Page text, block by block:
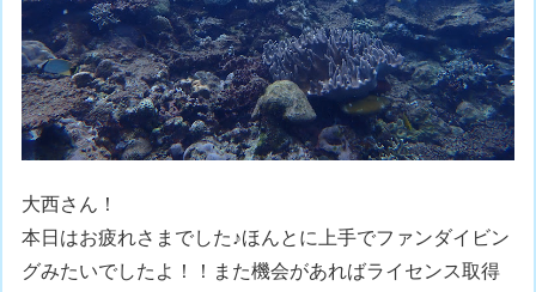
大西さん！
本日はお疲れさまでした♪ほんとに上手でファンダイビン
グみたいでしたよ！！また機会があればライセンス取得